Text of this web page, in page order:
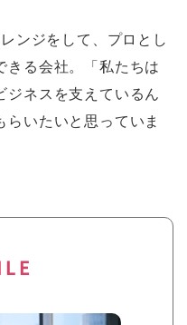
ンジをして、プロとし
きる会社。「私たちは
ジネスを支えているん
らいたいと思っていま